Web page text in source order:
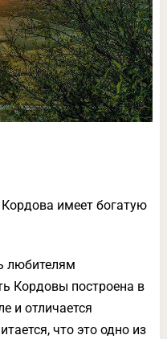
имеет богатую
любителям
Кордовы построена в
и отличается
что это одно из